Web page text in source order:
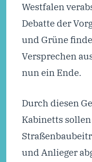
Westfalen
Debatte der
und Grüne
Versprechen
nun ein Ende.
Durch diesen
Kabinetts
und Anlieger